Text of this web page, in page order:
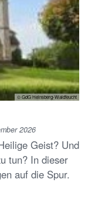
© GdG Heinsberg-Waldfeucht
2026
Geist? Und
tun? In dieser
auf die Spur.